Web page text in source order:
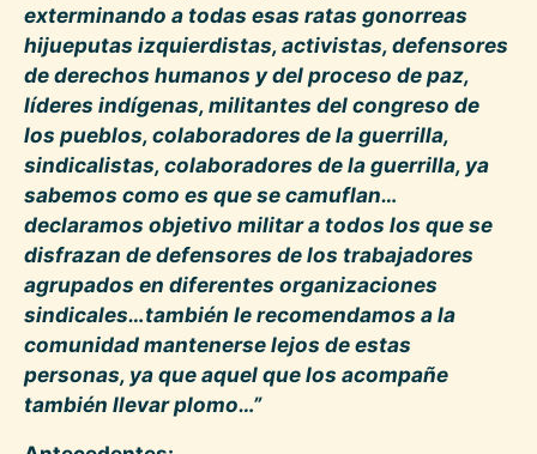
exterminando a todas esas ratas gonorreas
hijueputas izquierdistas, activistas, defensores
de derechos humanos y del proceso de paz,
líderes indígenas, militantes del congreso de
los pueblos, colaboradores de la guerrilla,
sindicalistas, colaboradores de la guerrilla, ya
sabemos como es que se camuflan…
declaramos objetivo militar a todos los que se
disfrazan de defensores de los trabajadores
agrupados en diferentes organizaciones
sindicales…también le recomendamos a la
comunidad mantenerse lejos de estas
personas, ya que aquel que los acompañe
también llevar plomo…”